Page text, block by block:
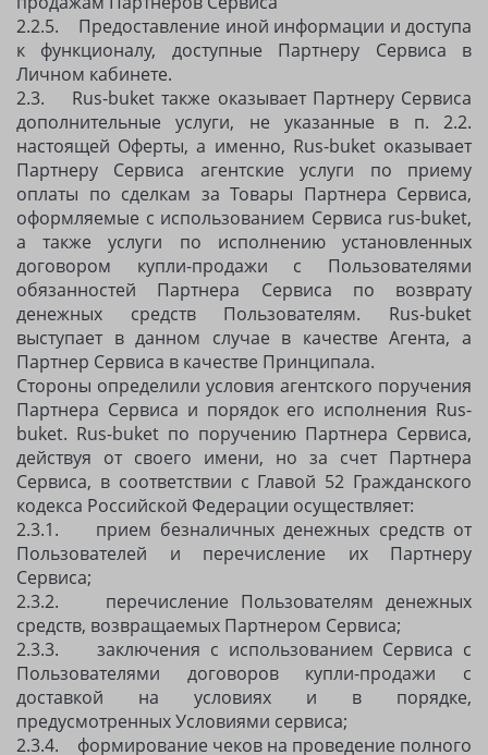
2.2.5. Предоставление иной информации и доступа
к функционалу, доступные Партнеру Сервиса в
Личном кабинете.
2.3. Rus-buket также оказывает Партнеру Сервиса
дополнительные услуги, не указанные в п. 2.2.
настоящей Оферты, а именно, Rus-buket оказывает
Партнеру Сервиса агентские услуги по приему
оплаты по сделкам за Товары Партнера Сервиса,
оформляемые с использованием Сервиса rus-buket,
а также услуги по исполнению установленных
договором купли-продажи с Пользователями
обязанностей Партнера Сервиса по возврату
денежных средств Пользователям. Rus-buket
выступает в данном случае в качестве Агента, а
Партнер Сервиса в качестве Принципала.
Стороны определили условия агентского поручения
Партнера Сервиса и порядок его исполнения Rus-
buket. Rus-buket по поручению Партнера Сервиса,
действуя от своего имени, но за счет Партнера
Сервиса, в соответствии с Главой 52 Гражданского
кодекса Российской Федерации осуществляет:
2.3.1. прием безналичных денежных средств от
Пользователей и перечисление их Партнеру
Сервиса;
2.3.2. перечисление Пользователям денежных
средств, возвращаемых Партнером Сервиса;
2.3.3. заключения с использованием Сервиса с
Пользователями договоров купли-продажи с
доставкой на условиях и в порядке,
предусмотренных Условиями сервиса;
2.3.4. формирование чеков на проведение полного